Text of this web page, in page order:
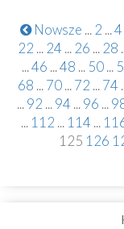
Nowsze ... 2 ...4
22 ... 24 ... 26 ... 28
...46 ...48 ... 50...
68 ... 70 ... 72 ... 74
... 92 ... 94 ... 96 ...
... 112 ... 114 ...
125 126